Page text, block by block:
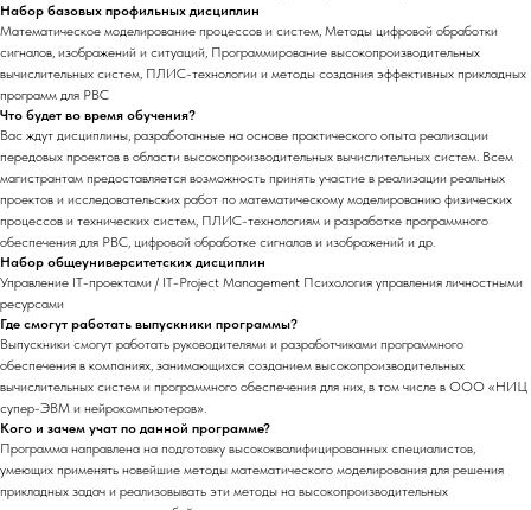
Набор базовых профильных дисциплин
Математическое моделирование процессов и систем, Методы цифровой обработки
сигналов, изображений и ситуаций, Программирование высокопроизводительных
вычислительных систем, ПЛИС-технологии и методы создания эффективных прикладных
программ для РВС
Что будет во время обучения?
Вас ждут дисциплины, разработанные на основе практического опыта реализации
передовых проектов в области высокопроизводительных вычислительных систем. Всем
магистрантам предоставляется возможность принять участие в реализации реальных
проектов и исследовательских работ по математическому моделированию физических
процессов и технических систем, ПЛИС-технологиям и разработке программного
обеспечения для РВС, цифровой обработке сигналов и изображений и др.
Набор общеуниверситетских дисциплин
Управление IT-проектами / IT-Project Management Психология управления личностными
ресурсами
Где смогут работать выпускники программы?
Выпускники смогут работать руководителями и разработчиками программного
обеспечения в компаниях, занимающихся созданием высокопроизводительных
вычислительных систем и программного обеспечения для них, в том числе в ООО «НИЦ
супер-ЭВМ и нейрокомпьютеров».
Кого и зачем учат по данной программе?
Программа направлена на подготовку высококвалифицированных специалистов,
умеющих применять новейшие методы математического моделирования для решения
прикладных задач и реализовывать эти методы на высокопроизводительных